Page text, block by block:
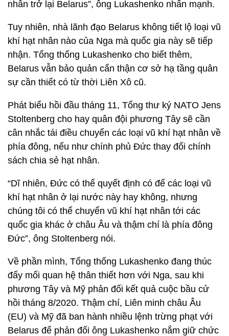
nhân trở lại Belarus”, ông Lukashenko nhấn mạnh.
Tuy nhiên, nhà lãnh đạo Belarus không tiết lộ loại vũ
khí hạt nhân nào của Nga mà quốc gia này sẽ tiếp
nhận. Tổng thống Lukashenko cho biết thêm,
Belarus vẫn bảo quản cẩn thận cơ sở hạ tầng quân
sự cần thiết có từ thời Liên Xô cũ.
Phát biểu hồi đầu tháng 11, Tổng thư ký NATO Jens
Stoltenberg cho hay quân đội phương Tây sẽ cần
cân nhắc tái điều chuyển các loại vũ khí hạt nhân về
phía đông, nếu như chính phủ Đức thay đổi chính
sách chia sẻ hạt nhân.
“Dĩ nhiên, Đức có thể quyết định có để các loại vũ
khí hạt nhân ở lại nước này hay không, nhưng
chúng tôi có thể chuyển vũ khí hạt nhân tới các
quốc gia khác ở châu Âu và thậm chí là phía đông
Đức”, ông Stoltenberg nói.
Về phần mình, Tổng thống Lukashenko đang thúc
đẩy mối quan hệ thân thiết hơn với Nga, sau khi
phương Tây và Mỹ phản đối kết quả cuộc bầu cử
hồi tháng 8/2020. Thậm chí, Liên minh châu Âu
(EU) và Mỹ đã ban hành nhiều lệnh trừng phạt với
Belarus để phản đối ông Lukashenko nắm giữ chức